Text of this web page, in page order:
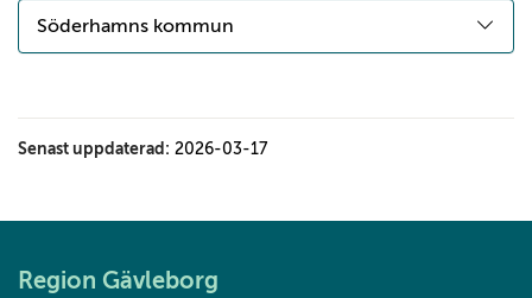
Söderhamns kommun
Senast uppdaterad: 2026-03-17
Region Gävleborg